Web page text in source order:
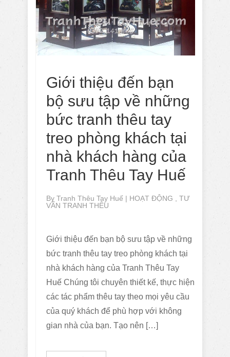
Giới thiệu đến bạn
bộ sưu tập về những
bức tranh thêu tay
treo phòng khách tại
nhà khách hàng của
Tranh Thêu Tay Huế
By Tranh Thêu Tay Huế | HOẠT ĐỘNG , TƯ
VẤN TRANH THÊU
Giới thiệu đến bạn bộ sưu tập về những
bức tranh thêu tay treo phòng khách tại
nhà khách hàng của Tranh Thêu Tay
Huế Chúng tôi chuyên thiết kế, thực hiện
các tác phẩm thêu tay theo mọi yêu cầu
của quý khách để phù hợp với không
gian nhà của bạn. Tạo nên […]